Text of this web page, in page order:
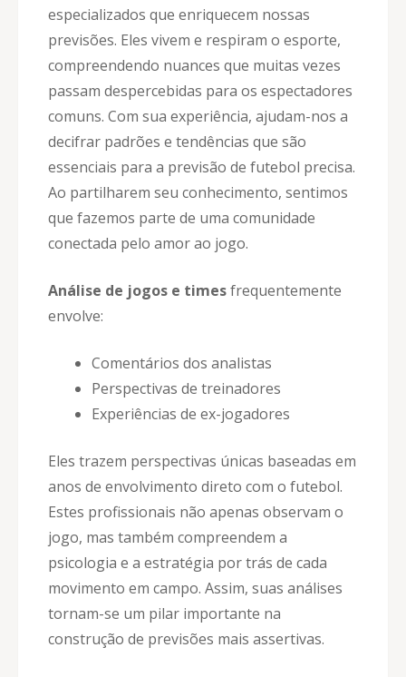
especializados que enriquecem nossas
previsões. Eles vivem e respiram o esporte,
compreendendo nuances que muitas vezes
passam despercebidas para os espectadores
comuns. Com sua experiência, ajudam-nos a
decifrar padrões e tendências que são
essenciais para a previsão de futebol precisa.
Ao partilharem seu conhecimento, sentimos
que fazemos parte de uma comunidade
conectada pelo amor ao jogo.
Análise de jogos e timesfrequentemente
envolve:
Comentários dos analistas
Perspectivas de treinadores
Experiências de ex-jogadores
Eles trazem perspectivas únicas baseadas em
anos de envolvimento direto com o futebol.
Estes profissionais não apenas observam o
jogo, mas também compreendem a
psicologia e a estratégia por trás de cada
movimento em campo. Assim, suas análises
tornam-se um pilar importante na
construção de previsões mais assertivas.